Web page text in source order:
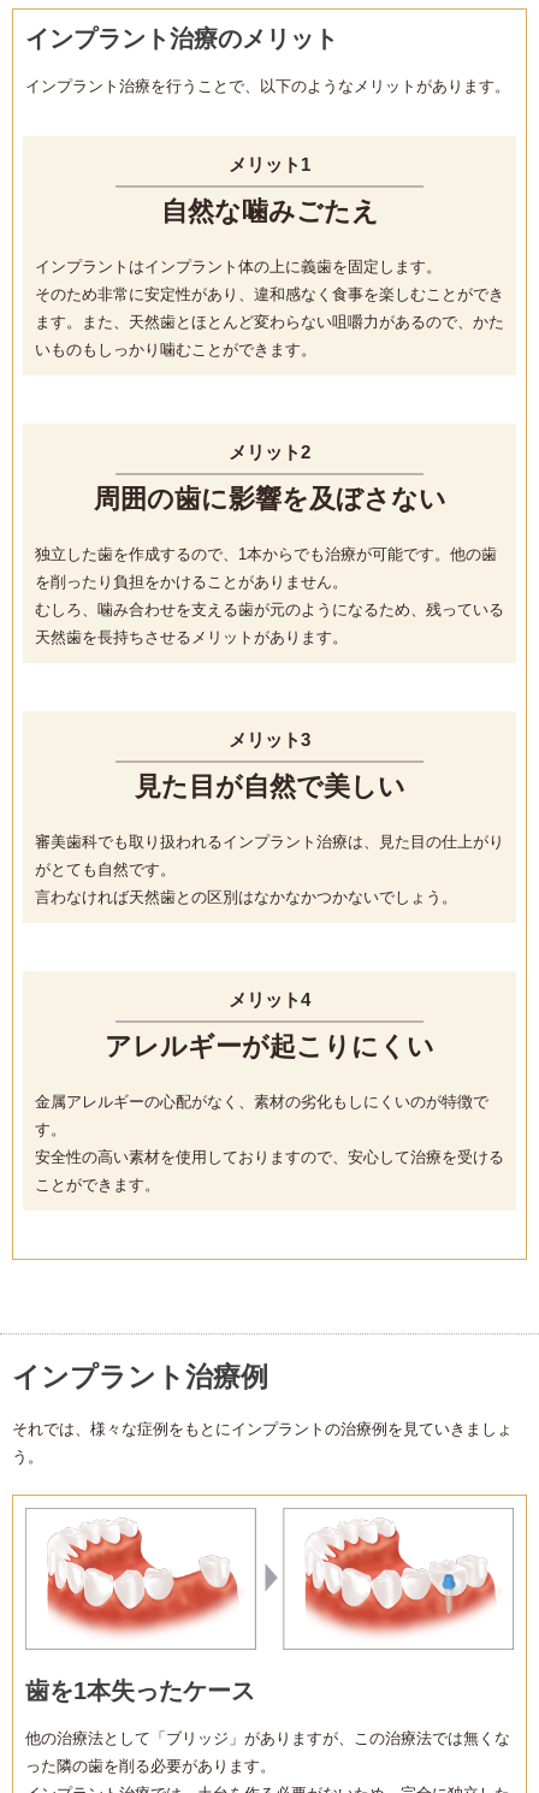
インプラント治療のメリット
インプラント治療を行うことで、以下のようなメリットがあります。
メリット1
自然な噛みごたえ
インプラントはインプラント体の上に義歯を固定します。
そのため非常に安定性があり、違和感なく食事を楽しむことができ
ます。また、天然歯とほとんど変わらない咀嚼力があるので、かた
いものもしっかり噛むことができます。
メリット2
周囲の歯に影響を及ぼさない
独立した歯を作成するので、1本からでも治療が可能です。他の歯
を削ったり負担をかけることがありません。
むしろ、噛み合わせを支える歯が元のようになるため、残っている
天然歯を長持ちさせるメリットがあります。
メリット3
見た目が自然で美しい
審美歯科でも取り扱われるインプラント治療は、見た目の仕上がり
がとても自然です。
言わなければ天然歯との区別はなかなかつかないでしょう。
メリット4
アレルギーが起こりにくい
金属アレルギーの心配がなく、素材の劣化もしにくいのが特徴で
す。
安全性の高い素材を使用しておりますので、安心して治療を受ける
ことができます。
インプラント治療例
それでは、様々な症例をもとにインプラントの治療例を見ていきましょ
う。
歯を1本失ったケース
他の治療法として「ブリッジ」がありますが、この治療法では無くな
った隣の歯を削る必要があります。